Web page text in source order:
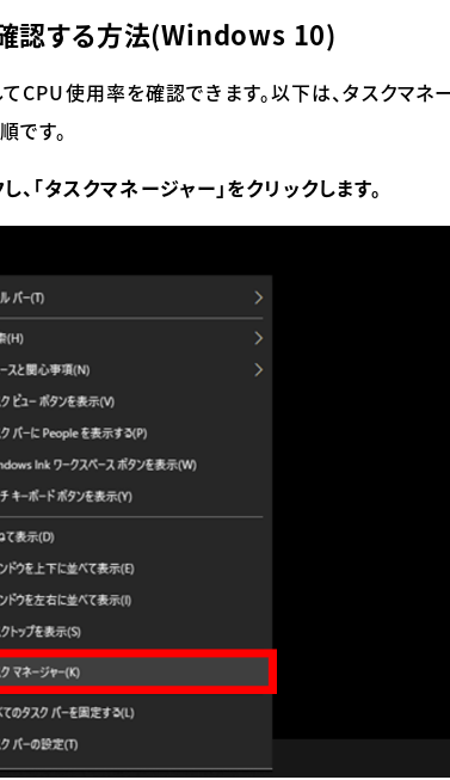
認する方法(Windows 10)
CPU使用率を確認できます。以下は、タスクマネ
です。
「タスクマネージャー」をクリックします。